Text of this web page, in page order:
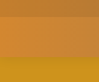
Pernyataan: Tanda